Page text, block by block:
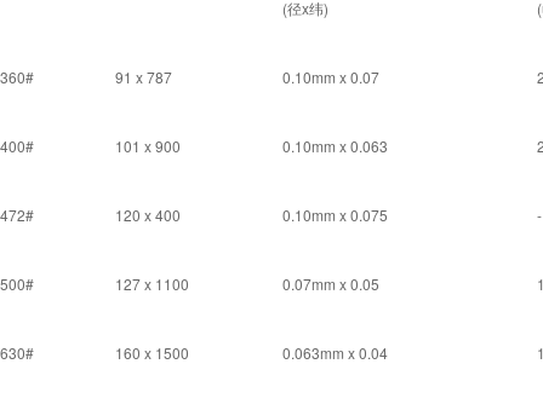
(径x纬)
360# 91 x 787 0.10mm x 0.07
400# 101 x 900 0.10mm x 0.063
472# 120 x 400 0.10mm x 0.075 -
500# 127 x 1100 0.07mm x 0.05
630# 160 x 1500 0.063mm x 0.04